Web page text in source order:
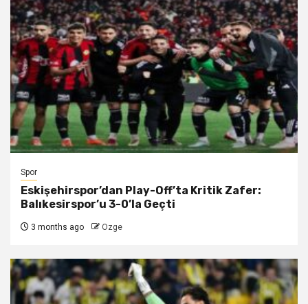
Spor
Eskişehirspor’dan Play-Off’ta Kritik Zafer:
Balıkesirspor’u 3-0’la Geçti
3 months ago Ozge